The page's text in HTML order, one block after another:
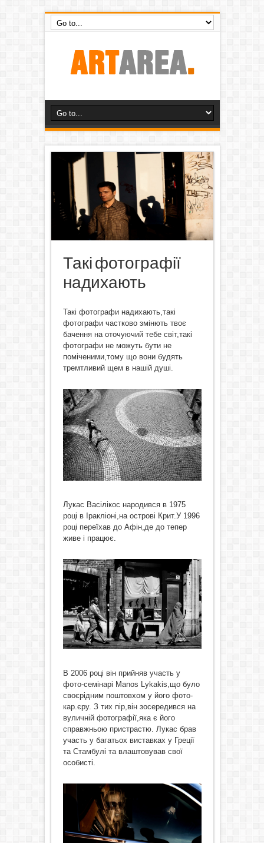
Такі фотографії
надихають
Такі фотографи надихають,такі
фотографи частково змінють твоє
бачення на оточуючий тебе світ,такі
фотографи не можуть бути не
поміченими,тому що вони будять
тремтливий щем в нашій душі.
Лукас Васілікос народився в 1975
році в Іракліоні,на острові Крит.У 1996
році переїхав до Афін,де до тепер
живе і працює.
В 2006 році він прийняв участь у
фото-семінарі Manos Lykakis,що було
своєрідним поштовхом у його фото-
кар.єру. З тих пір,він зосередився на
вуличній фотографії,яка є його
справжньою пристрастю. Лукас брав
участь у багатьох виставках у Греції
та Стамбулі та влаштовував свої
особисті.